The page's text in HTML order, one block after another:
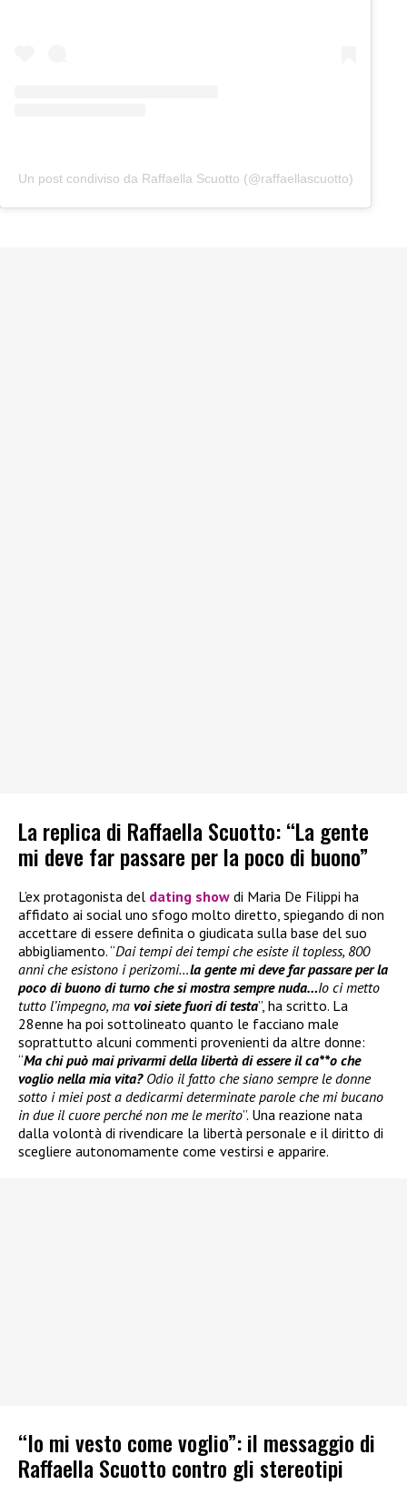
Un post condiviso da Raffaella Scuotto (@raffaellascuotto)
La replica di Raffaella Scuotto: “La gente
mi deve far passare per la poco di buono”
L’ex protagonista del dating show di Maria De Filippi ha
affidato ai social uno sfogo molto diretto, spiegando di non
accettare di essere definita o giudicata sulla base del suo
abbigliamento. “Dai tempi dei tempi che esiste il topless, 800
anni che esistono i perizomi…la gente mi deve far passare per la
poco di buono di turno che si mostra sempre nuda…Io ci metto
tutto l’impegno, ma voi siete fuori di testa”, ha scritto. La
28enne ha poi sottolineato quanto le facciano male
soprattutto alcuni commenti provenienti da altre donne:
“Ma chi può mai privarmi della libertà di essere il ca**o che
voglio nella mia vita? Odio il fatto che siano sempre le donne
sotto i miei post a dedicarmi determinate parole che mi bucano
in due il cuore perché non me le merito”. Una reazione nata
dalla volontà di rivendicare la libertà personale e il diritto di
scegliere autonomamente come vestirsi e apparire.
“Io mi vesto come voglio”: il messaggio di
Raffaella Scuotto contro gli stereotipi